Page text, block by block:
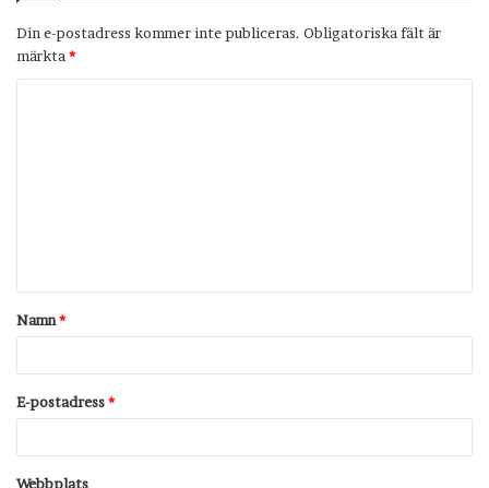
Din e-postadress kommer inte publiceras. Obligatoriska fält är
märkta *
t
a
Namn*
E-postadress*
Webbplats